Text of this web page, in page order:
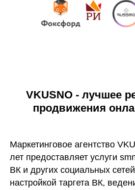
VKUSNO - лучшее
продвижения
Маркетинговое агентство
лет предоставляет услуги
ВК и других социальных
настройкой таргета ВК,